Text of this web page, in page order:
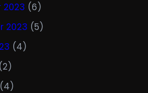
2023 (6)
2023 (5)
(4)
(2)
(4)